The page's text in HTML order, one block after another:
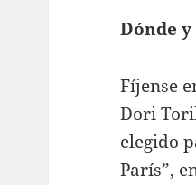
Dónde
Fíjense
Dori
elegido
París”,